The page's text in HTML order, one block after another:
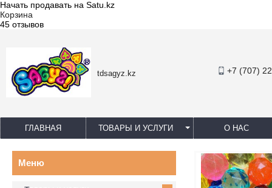
Начать продавать на Satu.kz
Корзина
45 отзывов
tdsagyz.kz +7 (707)
ГЛАВНАЯ ТОВАРЫ И УСЛУГИ О НАС